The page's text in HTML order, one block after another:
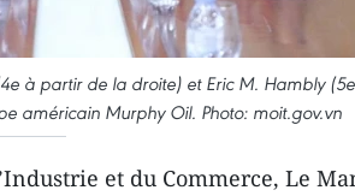
à partir de la droite) et Eric M. Hambly
américain Murphy Oil. Photo: moit.gov.vn
et du Commerce, Le